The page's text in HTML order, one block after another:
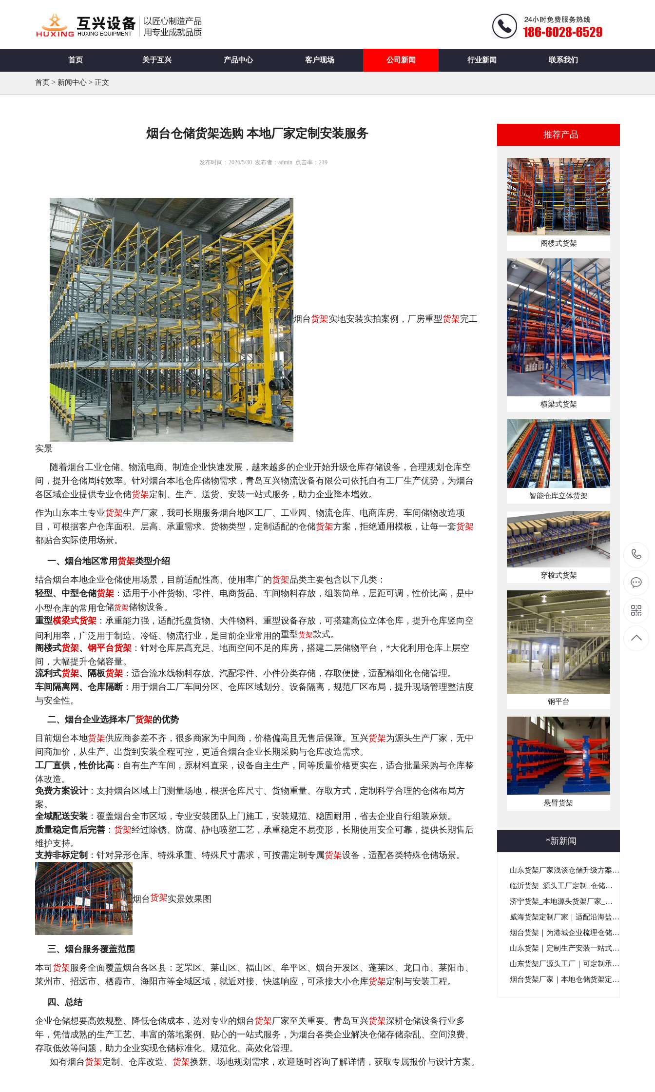
首页 关于互兴 产品中心 客户现场 公司新闻 行业新闻 联系我们
首页 > 新闻中心 > 正文
烟台仓储货架选购 本地厂家定制安装服务
发布时间：2026/5/30 发布者：admin 点击率： 219
烟台货架实地安装实拍案例，厂房重型货架完工
实景
随着烟台工业仓储、物流电商、制造企业快速发展，越来越多的企业开始升级仓库存储设备，合理规划仓库空
间，提升仓储周转效率。针对烟台本地仓库储物需求， 青岛互兴物流设备有限公司 依托自有工厂生产优势，为烟台
各区域企业提供专业仓储货架定制、生产、送货、安装一站式服务，助力企业降本增效。
作为山东本土专业货架生产厂家，我司长期服务烟台地区工厂、工业园、物流仓库、电商库房、车间储物改造项
目，可根据客户仓库面积、层高、承重需求、货物类型，定制适配的仓储货架方案，拒绝通用模板，让每一套货架
都贴合实际使用场景。
一、烟台地区常用货架类型介绍
结合烟台本地企业仓储使用场景，目前适配性高、使用率广的货架品类主要包含以下几类：
轻型、中型仓储货架 ：适用于小件货物、零件、电商货品、车间物料存放，组装简单，层距可调，性价比高，是中
小型仓库的常用仓储货架储物设备。
重型横梁式货架 ：承重能力强，适配托盘货物、大件物料、重型设备存放，可搭建高位立体仓库，提升仓库竖向空
间利用率，广泛用于制造、冷链、物流行业，是目前企业常用的重型货架款式。
阁楼式货架、钢平台货架 ：针对仓库层高充足、地面空间不足的库房，搭建二层储物平台， *大化利用仓库上层空
间，大幅提升仓储容量。
流利式货架、隔板货架 ：适合流水线物料存放、汽配零件、小件分类存储，存取便捷，适配精细化仓储管理。
车间隔离网、仓库隔断：用于烟台工厂车间分区、仓库区域划分、设备隔离，规范厂区布局，提升现场管理整洁度
与安全性。
二、烟台企业选择本厂货架的优势
目前烟台本地货架供应商参差不齐，很多商家为中间商，价格偏高且无售后保障。互兴货架为源头生产厂家，无中
间商加价，从生产、出货到安装全程可控，更适合烟台企业长期采购与仓库改造需求。
工厂直供，性价比高 ：自有生产车间，原材料直采，设备自主生产，同等质量价格更实在，适合批量采购与仓库整
体改造。
免费方案设计：支持烟台区域上门测量场地，根据仓库尺寸、货物重量、存取方式，定制科学合理的仓储布局方
案。
全域配送安装 ：覆盖烟台全市区域，专业安装团队上门施工，安装规范、稳固耐用，省去企业自行组装麻烦。
质量稳定售后完善 ： 货架经过除锈、防腐、静电喷塑工艺，承重稳定不易变形，长期使用安全可靠，提供长期售后
维护支持。
支持非标定制 ：针对异形仓库、特殊承重、特殊尺寸需求，可按需定制专属货架设备，适配各类特殊仓储场景。
烟台货架实景效果图
三、烟台服务覆盖范围
本司 货架服务全面覆盖烟台各区县：芝罘区、莱山区、福山区、牟平区、烟台开发区、蓬莱区、龙口市、莱阳市、
莱州市、招远市、栖霞市、海阳市等全域区域，就近对接、快速响应，可承接大小仓库货架定制与安装工程。
四、总结
企业仓储想要高效规整、降低仓储成本，选对专业的烟台货架厂家至关重要。青岛互兴货架深耕仓储设备行业多
年，凭借成熟的生产工艺、丰富的落地案例、贴心的一站式服务，为烟台各类企业解决仓储存储杂乱、空间浪费、
存取低效等问题，助力企业实现仓储标准化、规范化、高效化管理。
如有烟台货架定制、仓库改造、 货架换新、场地规划需求，欢迎随时咨询了解详情，获取专属报价与设计方案。
推荐产品
阁楼式货架
横梁式货架
智能仓库立体货架
穿梭式货架
钢平台
悬臂货架
*新新闻
山东货架厂家浅谈仓储升级方案｜非标货架定制与一站式仓储落...
临沂货架_源头工厂定制_仓储货架一站式解决方案_本土专业...
济宁货架_本地源头货架厂家_定制仓储货架生产安装服务
威海货架定制厂家｜适配沿海盐雾工况，非标定制解决威海仓储...
烟台货架｜为港城企业梳理仓储方寸，用专业匠心安放每一份经...
山东货架｜定制生产安装一站式服务_本土精工稳固耐用
山东货架厂源头工厂｜可定制承重强｜免费勘测安装
烟台货架厂家｜本地仓储货架定制_上门勘测安装售后